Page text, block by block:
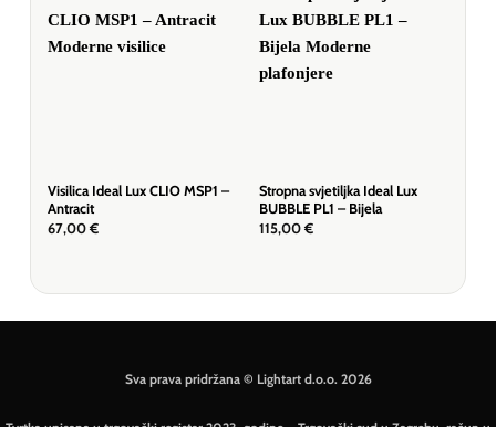
Visilica Ideal Lux CLIO MSP1 –
Antracit
67,00 €
Stropna svjetiljka Ideal Lux
BUBBLE PL1 – Bijela
115,00 €
Sva prava pridržana © Lightart d.o.o. 2026